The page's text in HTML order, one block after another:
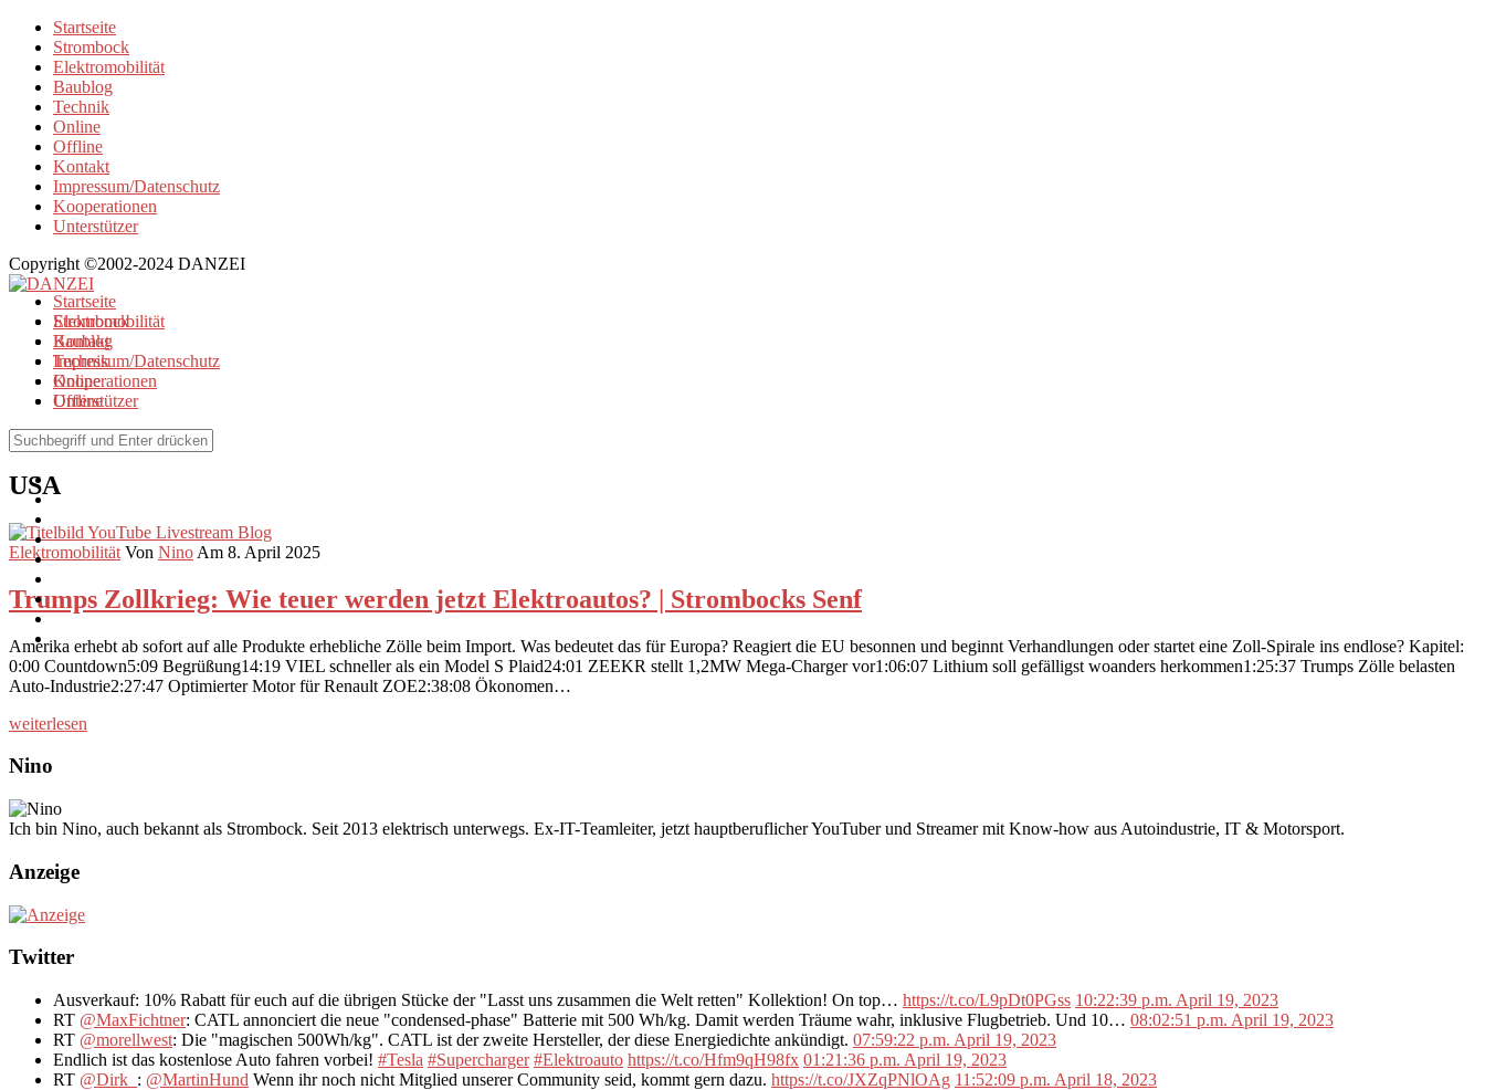
Startseite
Strombock
Elektromobilität
Baublog
Technik
Online
Offline
Kontakt
Impressum/Datenschutz
Kooperationen
Unterstützer
Copyright ©2002-2024 DANZEI
Startseite
Strombock
Kontakt
Impressum/Datenschutz
Kooperationen
Unterstützer
Elektromobilität
Baublog
Technik
Online
Offline
Browse Tag
USA
Elektromobilität Von Nino Am 8. April 2025
Trumps Zollkrieg: Wie teuer werden jetzt Elektroautos? | Strombocks Senf
Amerika erhebt ab sofort auf alle Produkte erhebliche Zölle beim Import. Was bedeutet das für Europa? Reagiert die EU besonnen und beginnt Verhandlungen oder startet eine Zoll-Spirale ins endlose? Kapitel:
0:00 Countdown5:09 Begrüßung14:19 VIEL schneller als ein Model S Plaid24:01 ZEEKR stellt 1,2MW Mega-Charger vor1:06:07 Lithium soll gefälligst woanders herkommen1:25:37 Trumps Zölle belasten
Auto-Industrie2:27:47 Optimierter Motor für Renault ZOE2:38:08 Ökonomen…
weiterlesen
Nino
Ich bin Nino, auch bekannt als Strombock. Seit 2013 elektrisch unterwegs. Ex-IT-Teamleiter, jetzt hauptberuflicher YouTuber und Streamer mit Know-how aus Autoindustrie, IT & Motorsport.
Anzeige
Twitter
Ausverkauf: 10% Rabatt für euch auf die übrigen Stücke der "Lasst uns zusammen die Welt retten" Kollektion! On top… https://t.co/L9pDt0PGss 10:22:39 p.m. April 19, 2023
RT @MaxFichtner: CATL annonciert die neue "condensed-phase" Batterie mit 500 Wh/kg. Damit werden Träume wahr, inklusive Flugbetrieb. Und 10… 08:02:51 p.m. April 19, 2023
RT @morellwest: Die "magischen 500Wh/kg". CATL ist der zweite Hersteller, der diese Energiedichte ankündigt. 07:59:22 p.m. April 19, 2023
Endlich ist das kostenlose Auto fahren vorbei! #Tesla #Supercharger #Elektroauto https://t.co/Hfm9qH98fx 01:21:36 p.m. April 19, 2023
RT @Dirk_ : @MartinHund Wenn ihr noch nicht Mitglied unserer Community seid, kommt gern dazu. https://t.co/JXZqPNlOAg 11:52:09 p.m. April 18, 2023